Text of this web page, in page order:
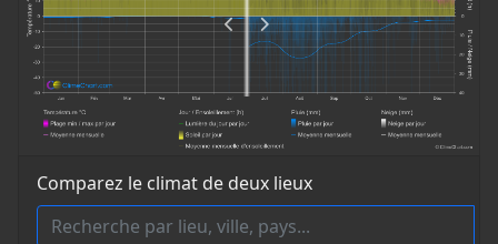
Comparez le climat de deux lieux